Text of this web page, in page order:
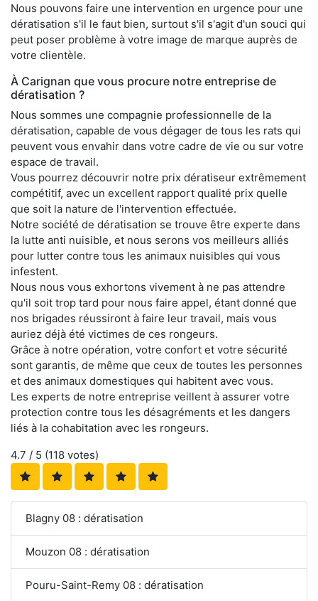
Nous pouvons faire une intervention en urgence pour une
dératisation s'il le faut bien, surtout s'il s'agit d'un souci qui
peut poser problème à votre image de marque auprès de
votre clientèle.
À Carignan que vous procure notre entreprise de
dératisation ?
Nous sommes une compagnie professionnelle de la
dératisation, capable de vous dégager de tous les rats qui
peuvent vous envahir dans votre cadre de vie ou sur votre
espace de travail.
Vous pourrez découvrir notre prix dératiseur extrêmement
compétitif, avec un excellent rapport qualité prix quelle
que soit la nature de l'intervention effectuée.
Notre société de dératisation se trouve être experte dans
la lutte anti nuisible, et nous serons vos meilleurs alliés
pour lutter contre tous les animaux nuisibles qui vous
infestent.
Nous nous vous exhortons vivement à ne pas attendre
qu'il soit trop tard pour nous faire appel, étant donné que
nos brigades réussiront à faire leur travail, mais vous
auriez déjà été victimes de ces rongeurs.
Grâce à notre opération, votre confort et votre sécurité
sont garantis, de même que ceux de toutes les personnes
et des animaux domestiques qui habitent avec vous.
Les experts de notre entreprise veillent à assurer votre
protection contre tous les désagréments et les dangers
liés à la cohabitation avec les rongeurs.
4.7 / 5 (118 votes)
Blagny 08 : dératisation
Mouzon 08 : dératisation
Pouru-Saint-Remy 08 : dératisation